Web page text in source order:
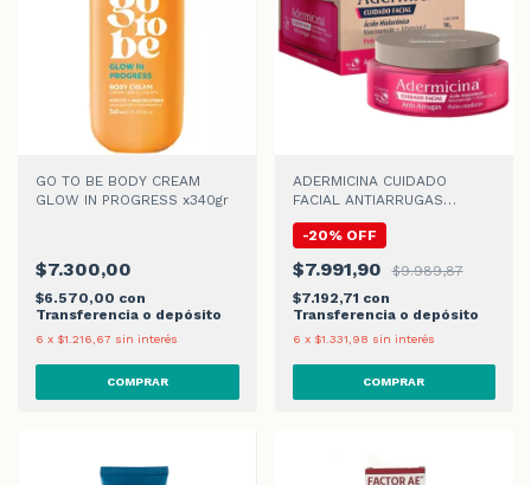
GO TO BE BODY CREAM
GLOW IN PROGRESS x340gr
$7.300,00
$6.570,00 con
Transferencia o depósito
6 x $1.216,67 sin interés
ADERMICINA CUIDADO
FACIAL ANTIARRUGAS
CREMA x 100gr
-20% OFF
$7.991,90
$9.989,87
$7.192,71 con
Transferencia o depósito
6 x $1.331,98 sin interés